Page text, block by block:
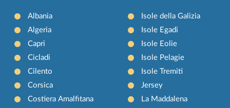
Albania
Algeria
Capri
Cicladi
Cilento
Corsica
Costiera Amalfitana
Isole della Galizia
Isole Egadi
Isole Eolie
Isole Pelagie
Isole Tremiti
Jersey
La Maddalena